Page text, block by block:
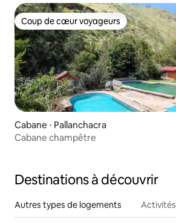
Coup de cœur voyageurs
Coup de cœur voyageurs
Cabane ⋅ Pallanchacra
Cabane champêtre
Destinations à découvrir
Autres types de logements Activités